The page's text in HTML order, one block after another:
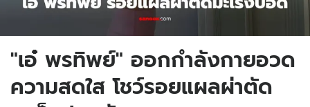
"เอ๋ พรทิพย์" ออกกำลังกายอวด
ความสดใส โชว์รอยแผลผ่าตัด